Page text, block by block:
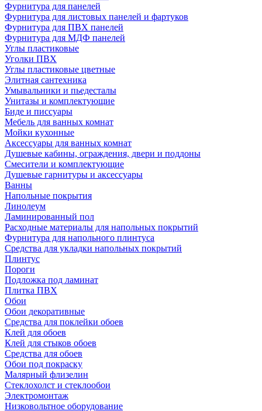
Фурнитура для панелей
Фурнитура для листовых панелей и фартуков
Фурнитура для ПВХ панелей
Фурнитура для МДФ панелей
Углы пластиковые
Уголки ПВХ
Углы пластиковые цветные
Элитная сантехника
Умывальники и пьедесталы
Унитазы и комплектующие
Биде и писсуары
Мебель для ванных комнат
Мойки кухонные
Аксессуары для ванных комнат
Душевые кабины, ограждения, двери и поддоны
Смесители и комплектующие
Душевые гарнитуры и аксессуары
Ванны
Напольные покрытия
Линолеум
Ламинированный пол
Расходные материалы для напольных покрытий
Фурнитура для напольного плинтуса
Средства для укладки напольных покрытий
Плинтус
Пороги
Подложка под ламинат
Плитка ПВХ
Обои
Обои декоративные
Средства для поклейки обоев
Клей для обоев
Клей для стыков обоев
Средства для обоев
Обои под покраску
Малярный флизелин
Стеклохолст и стеклообои
Электромонтаж
Низковольтное оборудование